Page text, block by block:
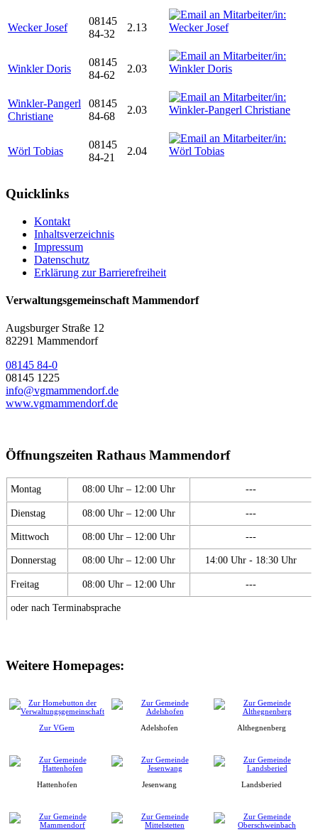
Wecker Josef
08145
84-32
2.13
Winkler Doris
08145
84-62
2.03
Winkler-Pangerl
Christiane
08145
84-68
2.03
Wörl Tobias
08145
84-21
2.04
Quicklinks
Kontakt
Inhaltsverzeichnis
Impressum
Datenschutz
Erklärung zur Barrierefreiheit
Verwaltungsgemeinschaft Mammendorf
Augsburger Straße 12
82291 Mammendorf
08145 84-0
08145 1225
info@vgmammendorf.de
www.vgmammendorf.de
Öffnungszeiten Rathaus Mammendorf
Montag 08:00 Uhr – 12:00 Uhr ---
Dienstag 08:00 Uhr – 12:00 Uhr ---
Mittwoch 08:00 Uhr – 12:00 Uhr ---
Donnerstag 08:00 Uhr – 12:00 Uhr 14:00 Uhr - 18:30 Uhr
Freitag 08:00 Uhr – 12:00 Uhr ---
oder nach Terminabsprache
Weitere Homepages:
Zur VGem Adelshofen Althegnenberg
Hattenhofen Jesenwang Landsberied